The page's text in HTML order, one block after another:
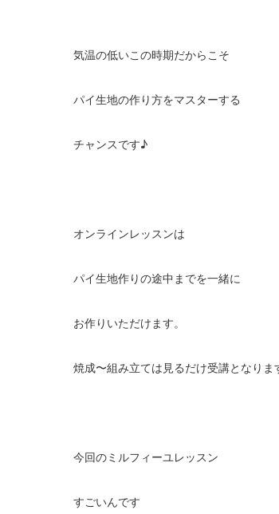
気温の低いこの時期だからこそ
パイ生地の作り方をマスターする
チャンスです♪
オンラインレッスンは
パイ生地作りの途中までを一緒に
お作りいただけます。
焼成〜組み立ては見るだけ受講となりま
今回のミルフィーユレッスン
すごいんです